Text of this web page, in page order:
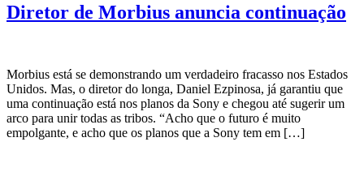
Diretor de Morbius anuncia continuação
Morbius está se demonstrando um verdadeiro fracasso nos Estados
Unidos. Mas, o diretor do longa, Daniel Ezpinosa, já garantiu que
uma continuação está nos planos da Sony e chegou até sugerir um
arco para unir todas as tribos. “Acho que o futuro é muito
empolgante, e acho que os planos que a Sony tem em […]